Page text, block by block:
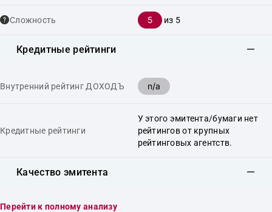
Сложность 5 из 5
Кредитные рейтинги
Внутренний рейтинг ДОХОДЪ n/a
Кредитные рейтинги
У этого эмитента/бумаги нет
рейтингов от крупных
рейтинговых агентств.
Качество эмитента
Перейти к полному анализу